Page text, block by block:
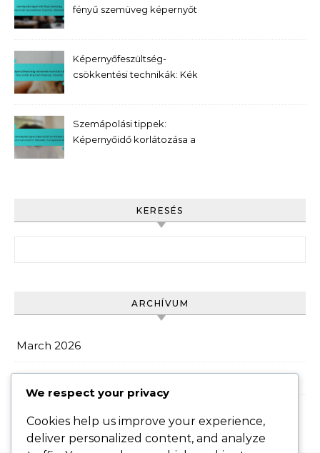
fényű szemüveg képernyőt
Képernyőfeszültség-
csökkentési technikák: Kék
Szemápolási tippek:
Képernyőidő korlátozása a
KERESÉS
ARCHÍVUM
March 2026
February 2026
We respect your privacy
Cookies help us improve your experience,
deliver personalized content, and analyze